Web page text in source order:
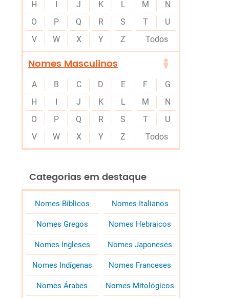
H
I J K L M
N
O
P Q R S T
U
V
W X Y Z Todos
Nomes Masculinos
A B C D E F
G
H
I J K L M
N
O
P Q R S T
U
V
W X Y Z Todos
Categorias em destaque
Nomes Bíblicos Nomes Italianos
Nomes Gregos Nomes Hebraicos
Nomes Ingleses Nomes Japoneses
Nomes Indígenas Nomes Franceses
Nomes Árabes Nomes Mitológicos